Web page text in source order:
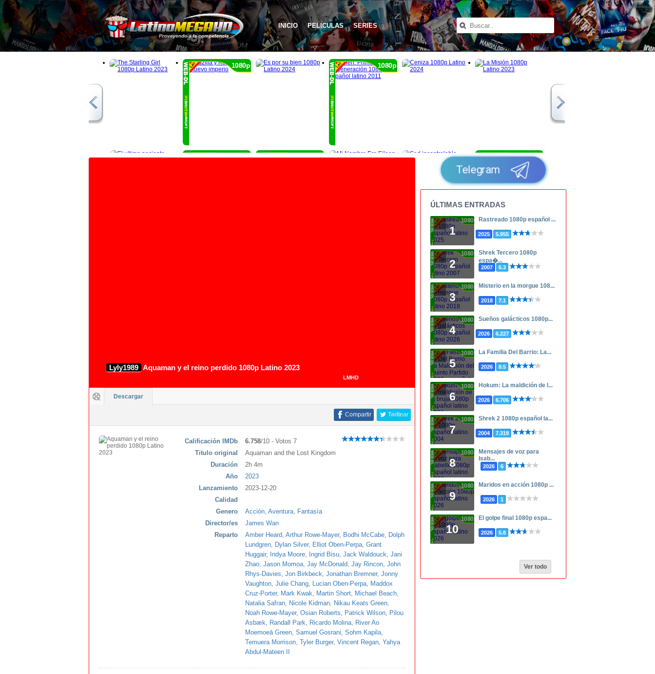
INICIO PELICULAS SERIES
1080p 1080p
1080p 1080p 1080p
Lyly1989 Aquaman y el reino perdido 1080p Latino 2023
LMHD
Descargar
Twittear
Compartir
Calificación IMDb 6.758/10 - Votos 7
Titulo original
Aquaman and the Lost Kingdom
Duración
2h 4m
Año
2023
Lanzamiento
2023-12-20
Calidad
Genero
Acción, Aventura, Fantasía
Director/es
James Wan
Reparto
Amber Heard, Arthur Rowe-Mayer, Bodhi McCabe, Dolph
Lundgren, Dylan Silver, Elliot Oben-Perpa, Grant
Huggair, Indya Moore, Ingrid Bisu, Jack Waldouck, Jani
Zhao, Jason Momoa, Jay McDonald, Jay Rincon, John
Rhys-Davies, Jon Birkbeck, Jonathan Bremner, Jonny
Vaughton, Julie Chang, Lucian Oben-Perpa, Maddox
Cruz-Porter, Mark Kwak, Martin Short, Michael Beach,
Natalia Safran, Nicole Kidman, Nikau Keats Green,
Noah Rowe-Mayer, Osian Roberts, Patrick Wilson, Pilou
Asbæk, Randall Park, Ricardo Molina, River Ao
Moemoeā Green, Samuel Gosrani, Sohm Kapila,
Temuera Morrison, Tyler Burger, Vincent Regan, Yahya
Abdul-Mateen II
Telegram
ÚLTIMAS ENTRADAS
1
1080p Rastreado 1080p español ...
2025 5.955
2
1080p
Shrek Tercero 1080p
espa�...
2007 6.3
3
1080p Misterio en la morgue 108...
2018 7.1
4
1080p Sueños galácticos 1080p...
2026 6.227
5
1080p La Familia Del Barrio: La...
2026 8.5
6
1080p Hokum: La maldición de l...
2026 6.706
7
1080p Shrek 2 1080p español la...
2004 7.319
8
1080p
Mensajes de voz para
Isab...
2026 6
9
1080p Maridos en acción 1080p ...
2026 1
10
1080p El golpe final 1080p espa...
2026 5.8
Ver todo